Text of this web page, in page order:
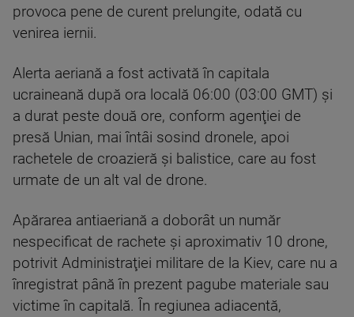
provoca pene de curent prelungite, odată cu
venirea iernii.
Alerta aeriană a fost activată în capitala
ucraineană după ora locală 06:00 (03:00 GMT) şi
a durat peste două ore, conform agenţiei de
presă Unian, mai întâi sosind dronele, apoi
rachetele de croazieră şi balistice, care au fost
urmate de un alt val de drone.
Apărarea antiaeriană a doborât un număr
nespecificat de rachete şi aproximativ 10 drone,
potrivit Administraţiei militare de la Kiev, care nu a
înregistrat până în prezent pagube materiale sau
victime în capitală. În regiunea adiacentă,